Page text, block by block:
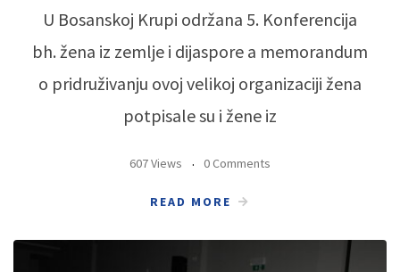
U Bosanskoj Krupi održana 5. Konferencija
bh. žena iz zemlje i dijaspore a memorandum
o pridruživanju ovoj velikoj organizaciji žena
potpisale su i žene iz
607 Views 0 Comments
READ MORE